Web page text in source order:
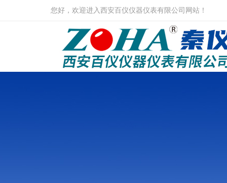
您好，欢迎进入西安百仪仪器仪表有限公司网站！